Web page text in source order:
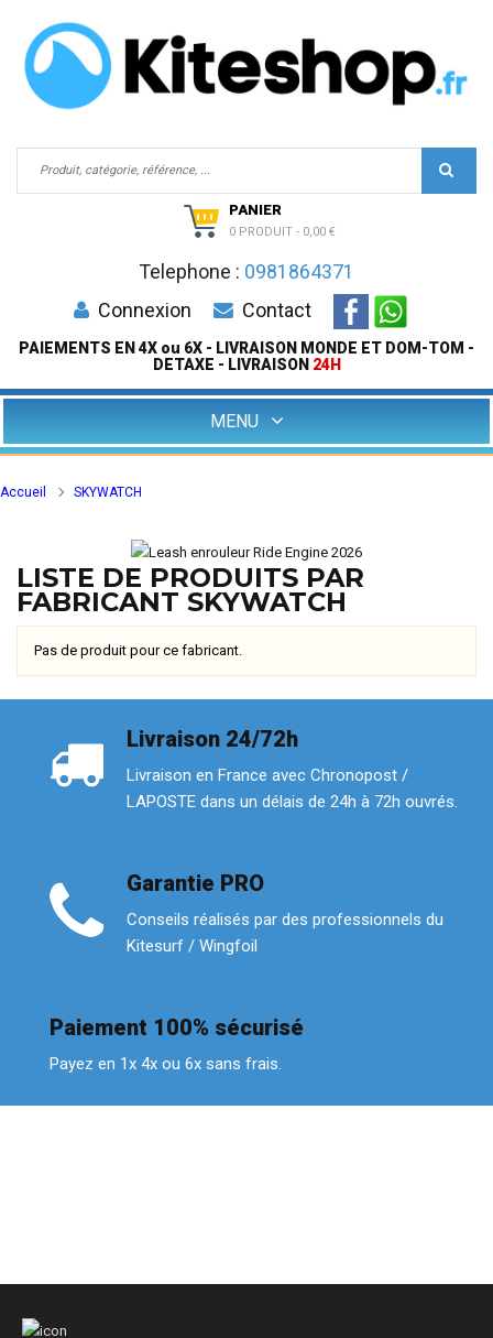
PANIER
0 PRODUIT - 0,00 €
Telephone : 0981864371
Connexion
Contact
PAIEMENTS EN 4X ou 6X - LIVRAISON MONDE ET DOM-TOM -
DETAXE - LIVRAISON 24H
MENU
Accueil SKYWATCH
LISTE DE PRODUITS PAR
FABRICANT SKYWATCH
Pas de produit pour ce fabricant.
Livraison 24/72h
Livraison en France avec Chronopost /
LAPOSTE dans un délais de 24h à 72h ouvrés.
Garantie PRO
Conseils réalisés par des professionnels du
Kitesurf / Wingfoil
Paiement 100% sécurisé
Payez en 1x 4x ou 6x sans frais.